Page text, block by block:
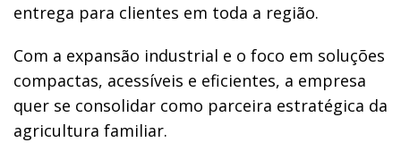
entrega para clientes em toda a região.
Com a expansão industrial e o foco em soluções
compactas, acessíveis e eficientes, a empresa
quer se consolidar como parceira estratégica da
agricultura familiar.